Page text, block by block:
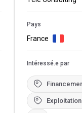
Pays
France
Intéressé.e par